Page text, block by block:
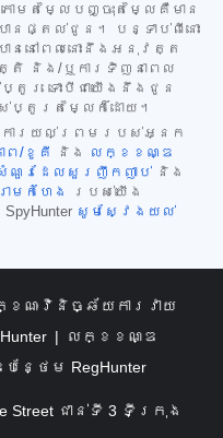
ោមតម្លៃបញ្ចុះតម្លៃគឺមាន
ានផ្តល់ជូន។ បន្ទាប់ពីនោះ
នៅពេលនោះនឹងអនុវត្ត
និង/ឬការទិញនាពេល
តូរ ទោះបីជាយើងនឹងជូន
ប្តូរតម្លៃក៏ដោយ។
លើការយល់ព្រមរបស់អ្នក
ព/ខូគី និង
លក្ខខណ្ឌ
ណួរដែលសួរញឹកញាប់ និង
មកំហែង
របស់យើង
សូមស្វែងយល់
ខណៈវិនិច្ឆ័យការវាយ
លក្ខខណ្ឌ
ថែម RegHunter
Street ជាន់ទី 3 ទីក្រុង